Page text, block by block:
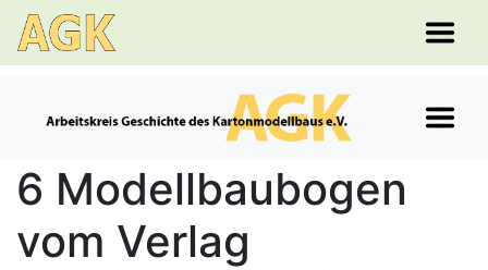
6 Modellbaubogen
vom Verlag